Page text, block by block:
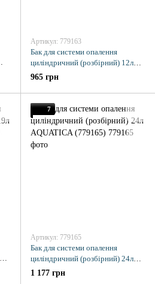
Артикул: 779163
Бак для системи опалення
циліндричний (розбірний) 12л
AQUATICA (779163)
965 грн
7
Артикул: 779165
Бак для системи опалення
циліндричний (розбірний) 24л
AQUATICA (779165)
1 177 грн